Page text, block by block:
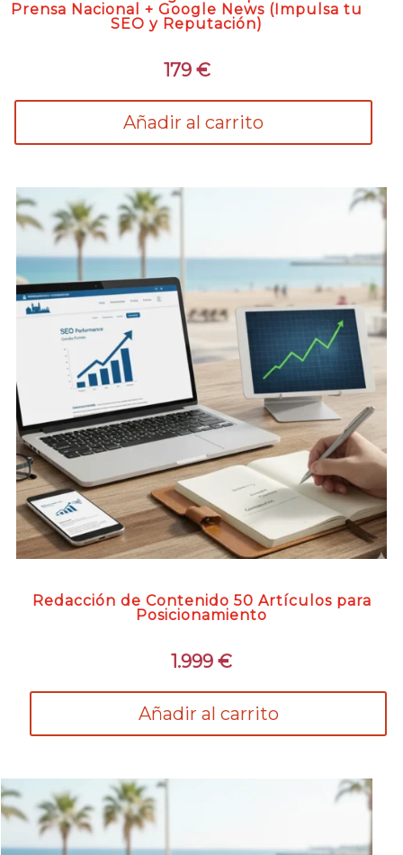
Prensa Nacional + Google News (Impulsa tu
SEO y Reputación)
179 €
Añadir al carrito
Redacción de Contenido 50 Artículos para
Posicionamiento
1.999 €
Añadir al carrito